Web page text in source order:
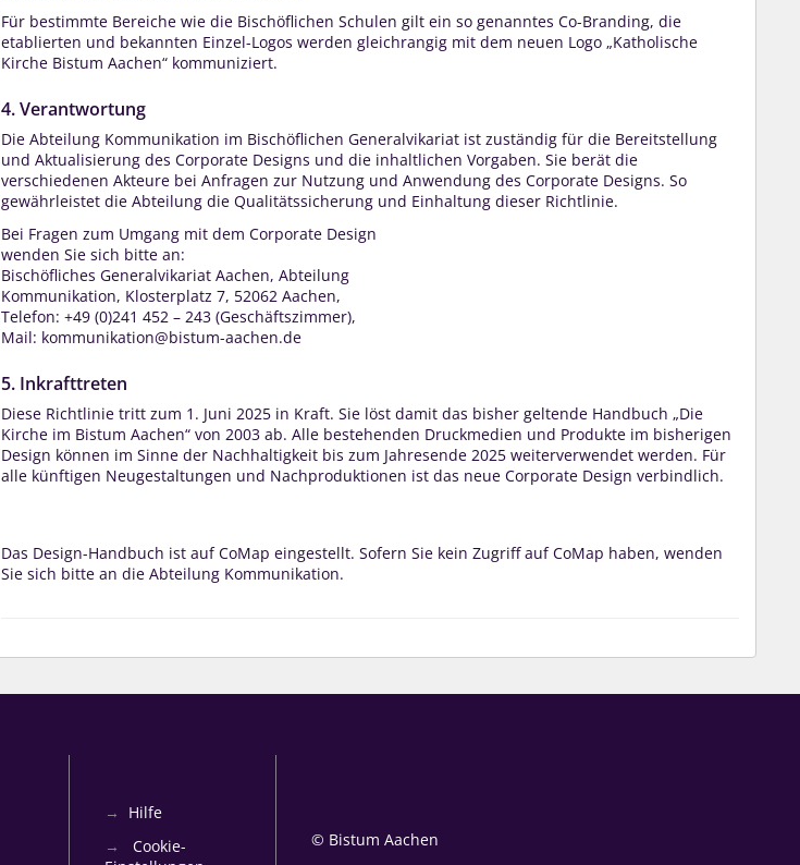
Für bestimmte Bereiche wie die Bischöflichen Schulen gilt ein so genanntes Co-Branding, die
etablierten und bekannten Einzel-Logos werden gleichrangig mit dem neuen Logo „Katholische
Kirche Bistum Aachen“ kommuniziert.
4. Verantwortung
Die Abteilung Kommunikation im Bischöflichen Generalvikariat ist zuständig für die Bereitstellung
und Aktualisierung des Corporate Designs und die inhaltlichen Vorgaben. Sie berät die
verschiedenen Akteure bei Anfragen zur Nutzung und Anwendung des Corporate Designs. So
gewährleistet die Abteilung die Qualitätssicherung und Einhaltung dieser Richtlinie.
Bei Fragen zum Umgang mit dem Corporate Design
wenden Sie sich bitte an:
Bischöfliches Generalvikariat Aachen, Abteilung
Kommunikation, Klosterplatz 7, 52062 Aachen,
Telefon: +49 (0)241 452 – 243 (Geschäftszimmer),
Mail: kommunikation@bistum-aachen.de
5. Inkrafttreten
Diese Richtlinie tritt zum 1. Juni 2025 in Kraft. Sie löst damit das bisher geltende Handbuch „Die
Kirche im Bistum Aachen“ von 2003 ab. Alle bestehenden Druckmedien und Produkte im bisherigen
Design können im Sinne der Nachhaltigkeit bis zum Jahresende 2025 weiterverwendet werden. Für
alle künftigen Neugestaltungen und Nachproduktionen ist das neue Corporate Design verbindlich.
Das Design-Handbuch ist auf CoMap eingestellt. Sofern Sie kein Zugriff auf CoMap haben, wenden
Sie sich bitte an die Abteilung Kommunikation.
Hilfe
Cookie-
© Bistum Aachen